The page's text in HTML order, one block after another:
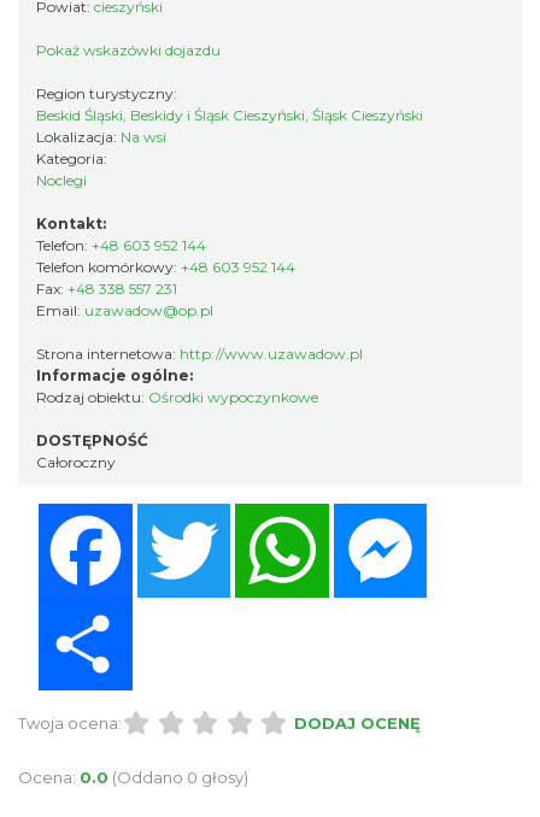
Powiat: cieszyński
Pokaż wskazówki dojazdu
Region turystyczny:
Beskid Śląski, Beskidy i Śląsk Cieszyński, Śląsk Cieszyński
Lokalizacja: Na wsi
Kategoria:
Noclegi
Kontakt:
Telefon: +48 603 952 144
Telefon komórkowy: +48 603 952 144
Fax: +48 338 557 231
Email: uzawadow@op.pl
Strona internetowa: http://www.uzawadow.pl
Informacje ogólne:
Rodzaj obiektu: Ośrodki wypoczynkowe
DOSTĘPNOŚĆ
Całoroczny
Twitter WhatsApp
Twoja ocena: DODAJ OCENĘ
Ocena: 0.0 (Oddano 0 głosy)